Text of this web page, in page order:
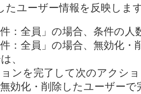
たユーザー情報を反映しま
：全員」の場合、条件の人
：全員」の場合、無効化・
、
ンを完了して次のアクシ
効化・削除したユーザー